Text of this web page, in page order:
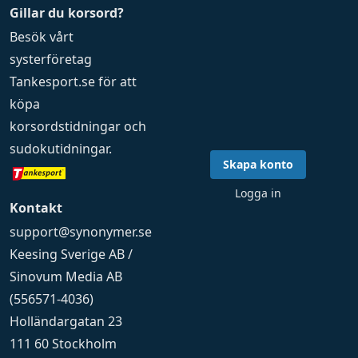
Gillar du korsord?
Besök vårt
systerföretag
Tankesport.seför att
köpa
korsordstidningar och
sudokutidningar.
Kontakt
support@synonymer.se
Keesing Sverige AB /
Sinovum Media AB
(556571-4036)
Holländargatan 23
111 60 Stockholm
Skapa konto
Logga in